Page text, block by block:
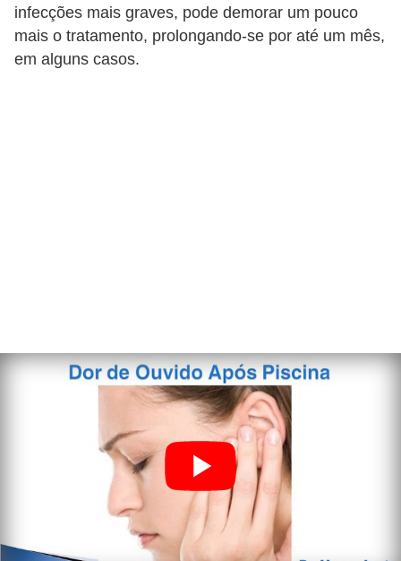
infecções mais graves, pode demorar um pouco
mais o tratamento, prolongando-se por até um mês,
em alguns casos.